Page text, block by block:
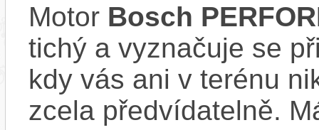
Motor Bosch
tichý a vyznačuje se
kdy vás ani v terénu
zcela předvídatelně.